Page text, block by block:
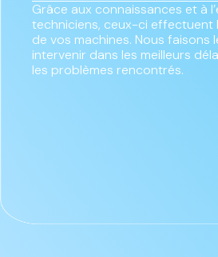
Grâce aux connaissances et à
techniciens, ceux-ci effectuent
de vos machines. Nous faisons
intervenir dans les meilleurs
les problèmes rencontrés.